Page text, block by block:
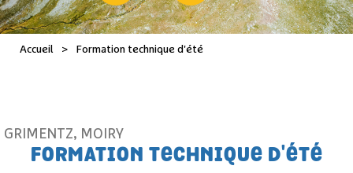
Accueil > Formation technique d'été
FORMATION TECHNIQUE D'ÉTÉ
GRIMENTZ, MOIRY